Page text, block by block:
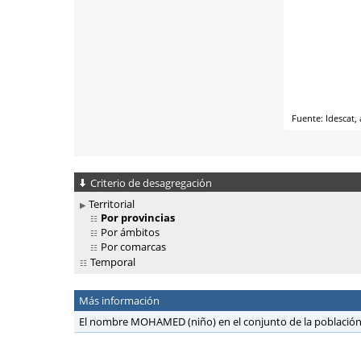
Criterio de desagregación
Territorial
Por provincias
Por ámbitos
Por comarcas
Temporal
Más información
El nombre MOHAMED (niño) en el conjunto de la población